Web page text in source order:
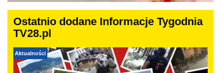
Ostatnio dodane Informacje Tygodnia
TV28.pl
Aktualności